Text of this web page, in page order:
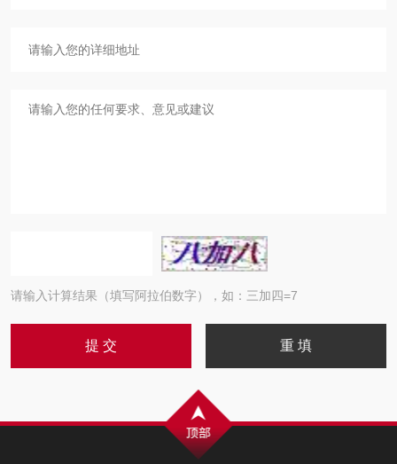
请输入计算结果（填写阿拉伯数字），如：三加四=7